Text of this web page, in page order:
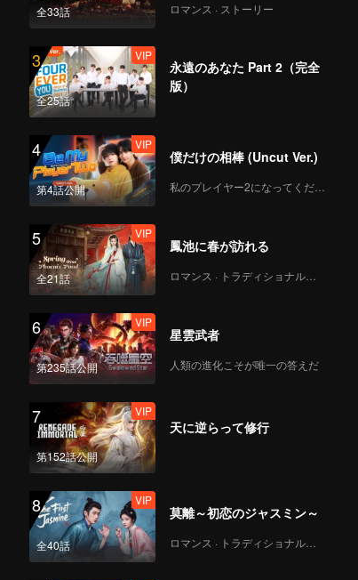
全33話 ロマンス · ストーリー
3
全25話
VIP
永遠のあなた Part 2（完全
版）
4
第4話公開
VIP
僕だけの相棒 (Uncut Ver.)
私のプレイヤー2になってください
5
全21話
VIP
鳳池に春が訪れる
ロマンス · トラディショナル・コスチューム
6
第235話公開
VIP
星雲武者
人類の進化こそが唯一の答えだ
7
第152話公開
VIP
天に逆らって修行
8
全40話
VIP
莫離～初恋のジャスミン～
ロマンス · トラディショナル・コスチューム